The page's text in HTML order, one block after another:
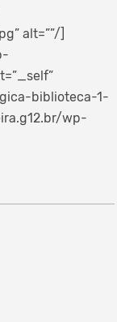
alt=””/]
biblioteca-1-
wp-